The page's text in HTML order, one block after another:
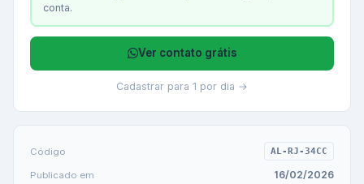
conta.
Ver contato grátis
Cadastrar para 1 por dia →
Código AL-RJ-34CC
Publicado em 16/02/2026